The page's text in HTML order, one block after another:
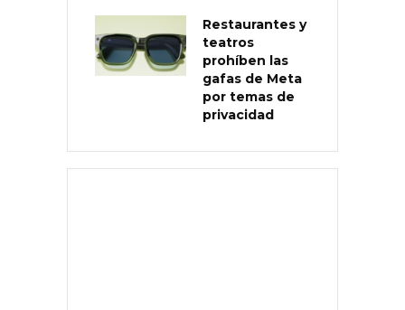
Restaurantes y
teatros
prohíben las
gafas de Meta
por temas de
privacidad